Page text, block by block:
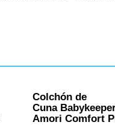
Colchón de
Cuna
Amori Comfort